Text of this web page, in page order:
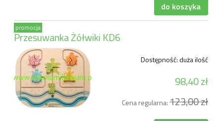
do koszyka
Przesuwanka Żółwiki KD6
Dostępność:duża ilość
98,40 zł
Cena regularna:123,00 zł
promocja